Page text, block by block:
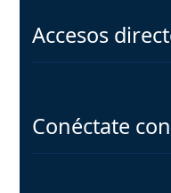
Accesos
Conéctate